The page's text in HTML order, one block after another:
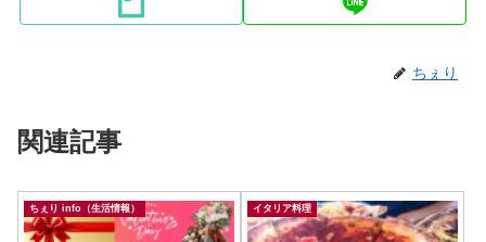
ちぇり
関連記事
ちぇり info（生活情報） イタリア料理